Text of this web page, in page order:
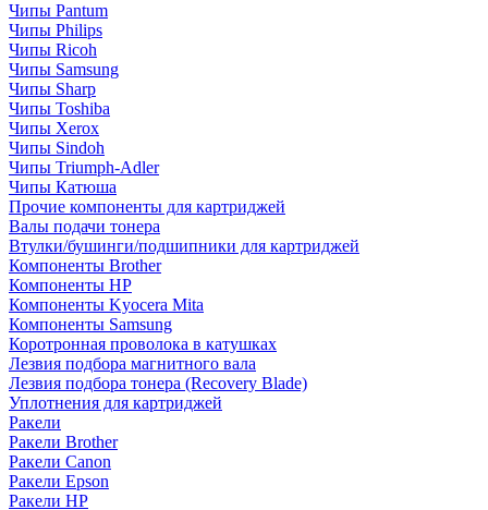
Чипы Pantum
Чипы Philips
Чипы Ricoh
Чипы Samsung
Чипы Sharp
Чипы Toshiba
Чипы Xerox
Чипы Sindoh
Чипы Triumph-Adler
Чипы Катюша
Прочие компоненты для картриджей
Валы подачи тонера
Втулки/бушинги/подшипники для картриджей
Компоненты Brother
Компоненты HP
Компоненты Kyocera Mita
Компоненты Samsung
Коротронная проволока в катушках
Лезвия подбора магнитного вала
Лезвия подбора тонера (Recovery Blade)
Уплотнения для картриджей
Ракели
Ракели Brother
Ракели Canon
Ракели Epson
Ракели HP